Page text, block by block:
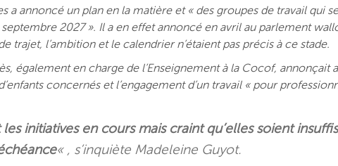
a annoncé un plan en la matière et « des groupes de travail qui
2027 ». Il a en effet annoncé en avril au parlement
trajet, l’ambition et le calendrier n’étaient pas précis à ce stade.
également en charge de l’Enseignement à la Cocof,
concernés et l’engagement d’un travail « pour
initiatives en cours mais craint qu’elles soient
« , s’inquiète Madeleine Guyot.